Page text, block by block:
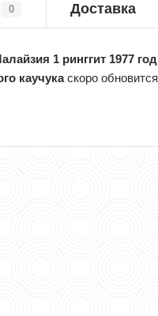
0 Доставка
1 ринггит 1977
каучукаскоро обновится